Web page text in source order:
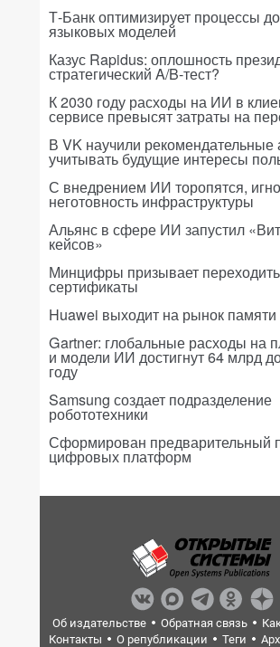
Т-Банк оптимизирует процессы
языковых моделей
Казус Rapidus: оплошность
стратегический A/B-тест?
К 2030 году расходы на ИИ в
сервисе превысят затраты на
В VK научили рекомендательные
учитывать будущие интересы
С внедрением ИИ торопятся,
неготовность инфраструктуры
Альянс в сфере ИИ запустил
кейсов»
Минцифры призывает
сертификаты
Huawei выходит на рынок
Gartner: глобальные расходы на
и модели ИИ достигнут 64 млрд
году
Samsung создает подразделение
робототехники
Сформирован предварительный
цифровых платформ
Об издательстве Обратная связь
Контакты
О републикации Теги